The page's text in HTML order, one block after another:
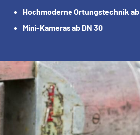
Hochmoderne Ortungstechnik ab
Mini-Kameras ab DN 30